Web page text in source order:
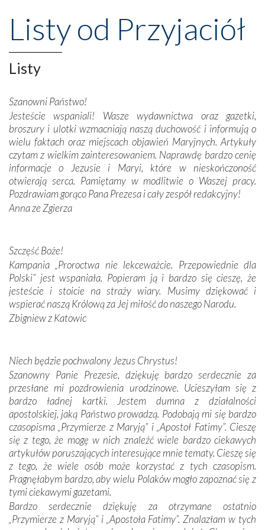
wznoszono na chwałę Bożą, na przykład – w podzięce za
Opatrznościową pomoc w wygranej bitwie o
niepodległość kraju. Zachwyt budziła potężna, a zarazem
misterna architektura tych monumentalnych dzieł,
wspaniałe zdobienia, dbałość ich twórców o detale,
budowniczych.
Podążyliśmy też śladami fatimskich wizjonerów – Łucji
dos Santos oraz świętych Hiacynty i Franciszka Marto.
Modliliśmy się przy ich grobach. Odprawiliśmy Drogę
Krzyżową w ich rodzinnych stronach, odwiedziliśmy
domy, w których żyli.
W miejscu objawień Matki Bożej zapaliliśmy świece
Podczas tej kilkudniowej wyprawy na każdym kroku
spotykaliśmy się z serdeczną otwartością
Portugalczyków. Podziwialiśmy ich ludową sztukę i
zwyczaje. Mimo że nasze kraje są od siebie bardzo
oddalone, w żaden sposób nie czuliśmy się obco.
Sprawiła to oczywiście sama Matka Boża, ale też
kulturowa bliskość biorąca swój początek w naszej
mieliśmy okazję przekonać się, że Maryja swoją opieką
otacza nie tylko nasz naród, lecz wszystkie nacje, które
się Jej ufnie oddają, a także każdą osobę, która zawierza
Jej siebie oraz swych bliskich.
Dzieje Portugalii to również historia wierności Bogu i
odstępstw, także w życiu władców. Trudne momenty w
wymiarze tak osobistym, jak i zbiorowym, przypominają o
konieczności ciągłego zabiegania o własną duszę i o łaskę
Opatrzności. Wierność przynosi pomyślność –
przynajmniej w życiu duchowym. Odstępstwo owocuje
nieszczęściem i śmiercią. Te uniwersalne prawdy
przychodziły na myśl, gdy słuchaliśmy opowieści
Listy od Przyjaciół
Listy
Szanowni Państwo!
Jesteście wspaniali! Wasze wydawnictwa oraz gazetki,
broszury i ulotki wzmacniają naszą duchowość i informują o
wielu faktach oraz miejscach objawień Maryjnych. Artykuły
czytam z wielkim zainteresowaniem. Naprawdę bardzo cenię
informacje o Jezusie i Maryi, które w nieskończoność
otwierają serca. Pamiętamy w modlitwie o Waszej pracy.
Pozdrawiam gorąco Pana Prezesa i cały zespół redakcyjny!
Anna ze Zgierza
Szczęść Boże!
Kampania „Proroctwa nie lekceważcie. Przepowiednie dla
Polski” jest wspaniała. Popieram ją i bardzo się cieszę, że
jesteście i stoicie na straży wiary. Musimy dziękować i
wspierać naszą Królową za Jej miłość do naszego Narodu.
Zbigniew z Katowic
Niech będzie pochwalony Jezus Chrystus!
Szanowny Panie Prezesie, dziękuję bardzo serdecznie za
przesłane mi pozdrowienia urodzinowe. Ucieszyłam się z
bardzo ładnej kartki. Jestem dumna z działalności
apostolskiej, jaką Państwo prowadzą. Podobają mi się bardzo
czasopisma „Przymierze z Maryją” i „Apostoł Fatimy”. Cieszę
się z tego, że mogę w nich znaleźć wiele bardzo ciekawych
artykułów poruszających interesujące mnie tematy. Cieszę się
z tego, że wiele osób może korzystać z tych czasopism.
Pragnęłabym bardzo, aby wielu Polaków mogło zapoznać się z
tymi ciekawymi gazetami.
Bardzo serdecznie dziękuję za otrzymane ostatnio
„Przymierze z Maryją” i „Apostoła Fatimy”. Znalazłam w tych